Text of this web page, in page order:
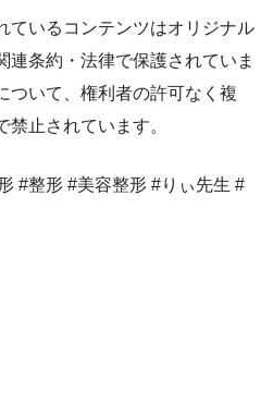
ているコンテンツはオリジナル
連条約・法律で保護されていま
ついて、権利者の許可なく複
止されています。
#整形 #美容整形 #りぃ先生 #